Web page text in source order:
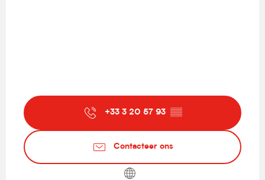
+33 3 20 57 93 ▒▒
Contacteer ons